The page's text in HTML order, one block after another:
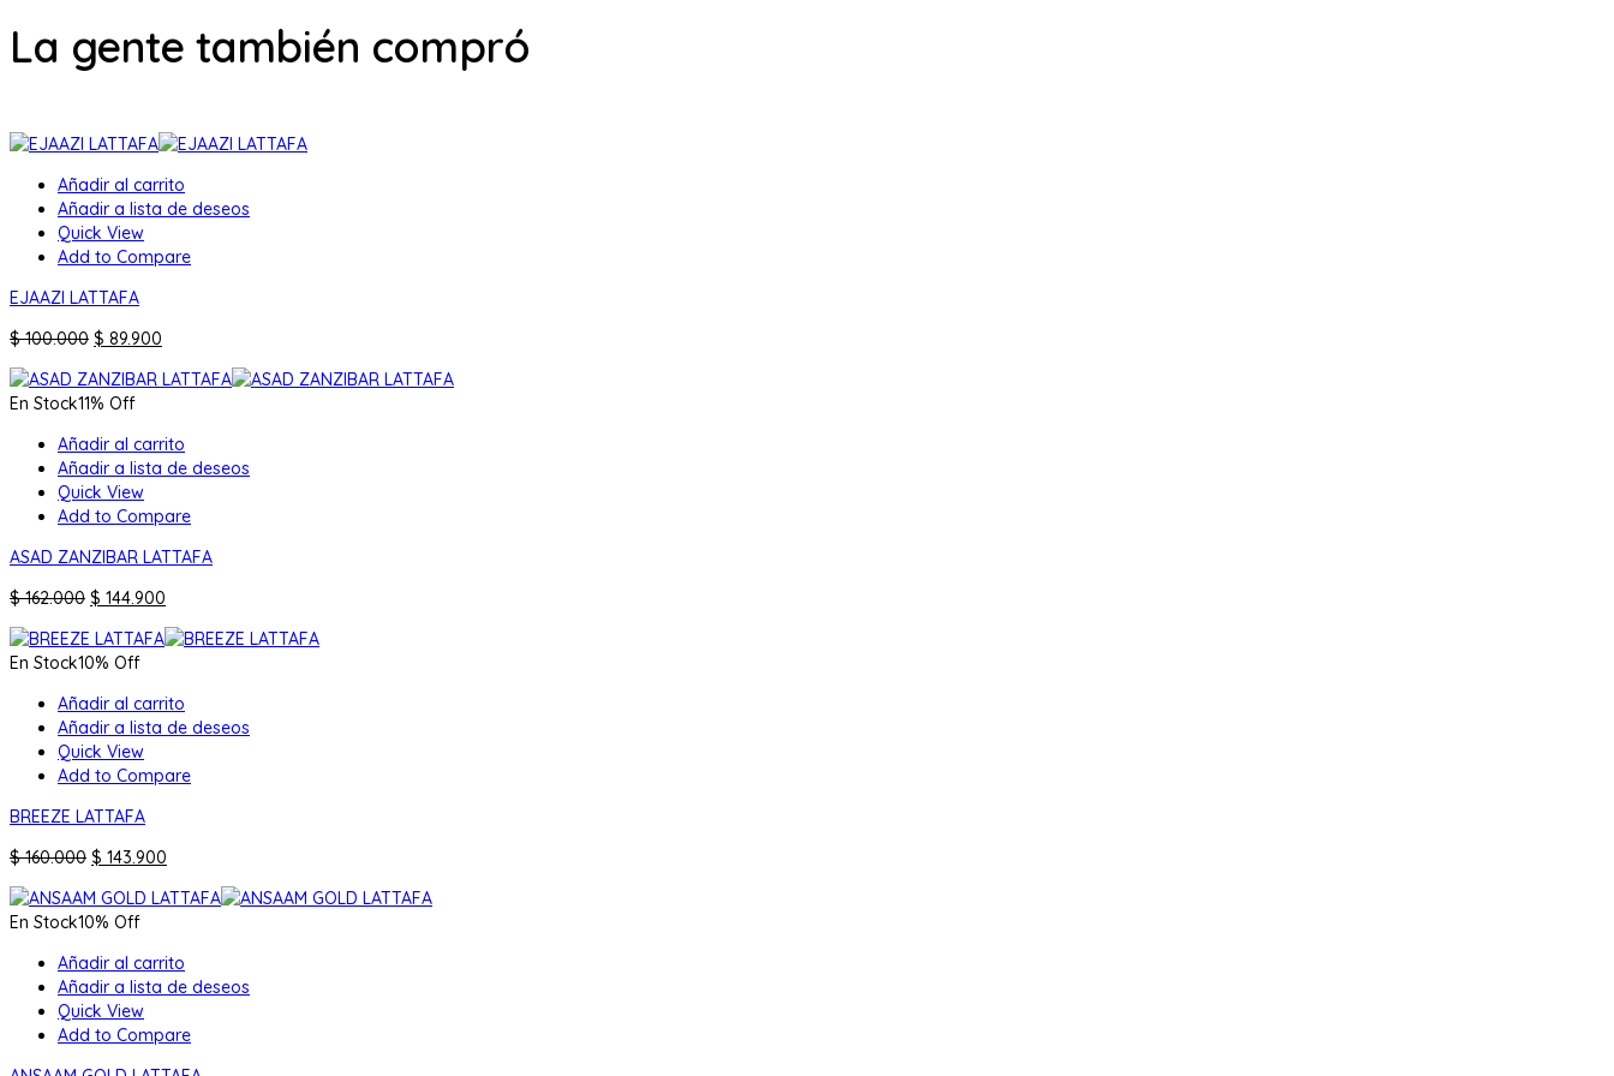
La gente también compró
Añadir al carrito
Añadir a lista de deseos
Quick View
Add to Compare
EJAAZI LATTAFA
$100.000 El
original
era:
$ 100.000.
$ 89.900
actual
$ 89.900.
En Stock11% Off
Añadir al carrito
Añadir a lista de deseos
Quick View
Add to Compare
ASAD ZANZIBAR LATTAFA
$162.000 El
original
era:
$ 162.000.
$ 144.900
actual
$ 144.900.
En Stock10% Off
Añadir al carrito
Añadir a lista de deseos
Quick View
Add to Compare
BREEZE LATTAFA
$160.000 El
original
era:
$ 160.000.
$ 143.900
actual
$ 143.900.
En Stock10% Off
Añadir al carrito
Añadir a lista de deseos
Quick View
Add to Compare